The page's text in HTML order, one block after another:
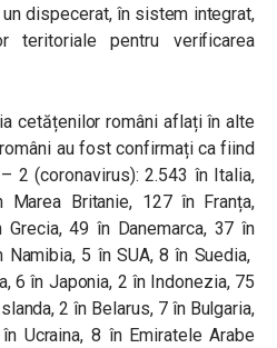
dispecerat, în sistem integrat,
teritoriale pentru verificarea
cetățenilor români aflați în alte
au fost confirmați ca fiind
2 (coronavirus): 2.543 în Italia,
Britanie, 127 în Franța,
49 în Danemarca, 37 în
Namibia, 5 în SUA, 8 în Suedia,
6 în Japonia, 2 în Indonezia, 75
2 în Belarus, 7 în Bulgaria,
Ucraina, 8 în Emiratele Arabe